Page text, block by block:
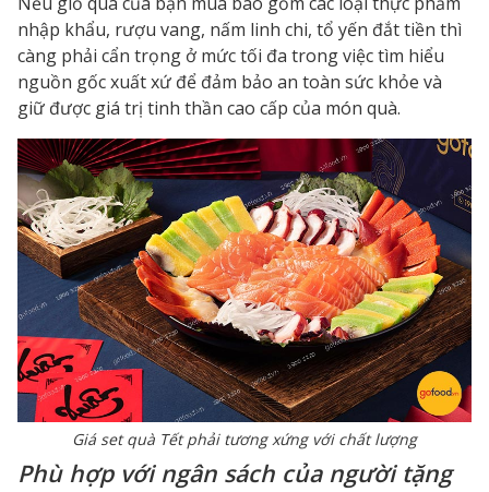
nhập khẩu, rượu vang, nấm linh chi, tổ yến đắt tiền thì
càng phải cẩn trọng ở mức tối đa trong việc tìm hiểu
nguồn gốc xuất xứ để đảm bảo an toàn sức khỏe và
giữ được giá trị tinh thần cao cấp của món quà.
Giá set quà Tết phải tương xứng với chất lượng
Phù hợp với ngân sách của người tặng